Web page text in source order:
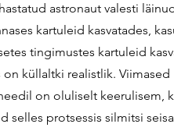
astronaut valesti läinud
kartuleid kasvatades,
tingimustes kartuleid
küllaltki realistlik. Viimased
on oluliselt keerulisem,
selles protsessis silmitsi